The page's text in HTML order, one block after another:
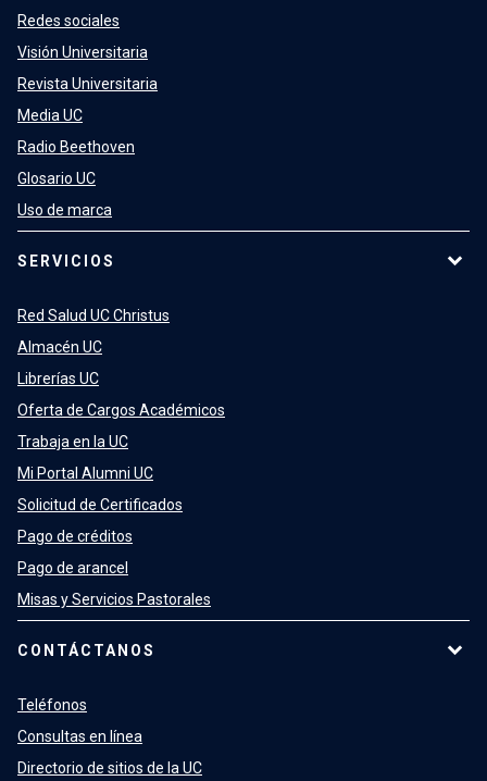
Redes sociales
Visión Universitaria
Revista Universitaria
Media UC
Radio Beethoven
Glosario UC
Uso de marca
SERVICIOS
Red Salud UC Christus
Almacén UC
Librerías UC
Oferta de Cargos Académicos
Trabaja en la UC
Mi Portal Alumni UC
Solicitud de Certificados
Pago de créditos
Pago de arancel
Misas y Servicios Pastorales
CONTÁCTANOS
Teléfonos
Consultas en línea
Directorio de sitios de la UC